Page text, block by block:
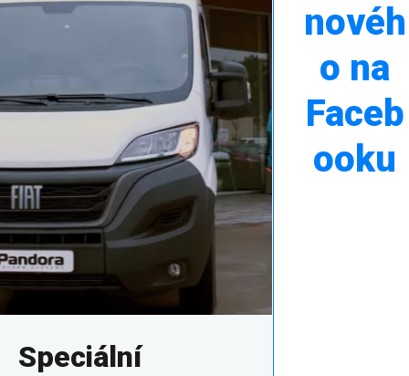
Speciální
novéh
o na
Faceb
ooku